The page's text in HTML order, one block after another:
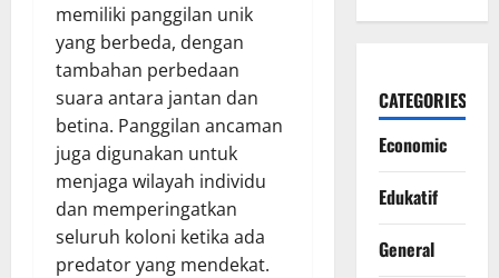
memiliki panggilan unik
yang berbeda, dengan
tambahan perbedaan
suara antara jantan dan
betina. Panggilan ancaman
juga digunakan untuk
menjaga wilayah individu
dan memperingatkan
seluruh koloni ketika ada
predator yang mendekat.
CATEGORIES
Economic
Edukatif
General